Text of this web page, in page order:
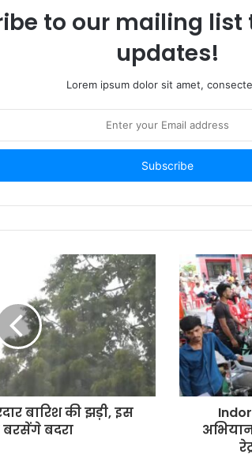
to our mailing list
updates!
Lorem ipsum dolor sit amet,
बारिश की झड़ी, इस
बरसेंगे बदरा